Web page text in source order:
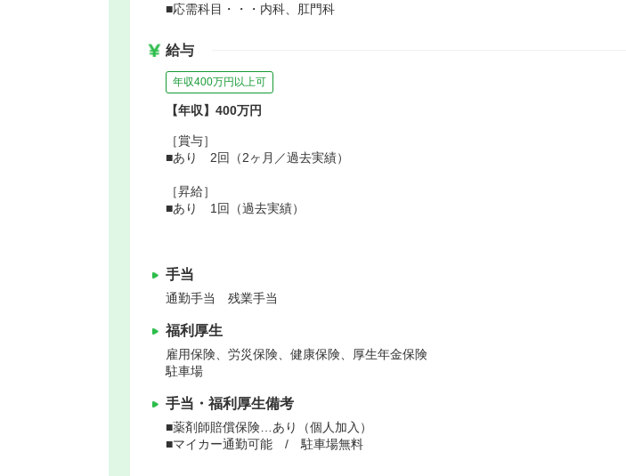
■応需科目・・・内科、肛門科
給与
年収400万円以上可
【年収】400万円
［賞与］
■あり 2回（2ヶ月／過去実績）
［昇給］
■あり 1回（過去実績）
手当
通勤手当 残業手当
福利厚生
雇用保険、労災保険、健康保険、厚生年金保険
駐車場
手当・福利厚生備考
■薬剤師賠償保険…あり（個人加入）
■マイカー通勤可能 / 駐車場無料